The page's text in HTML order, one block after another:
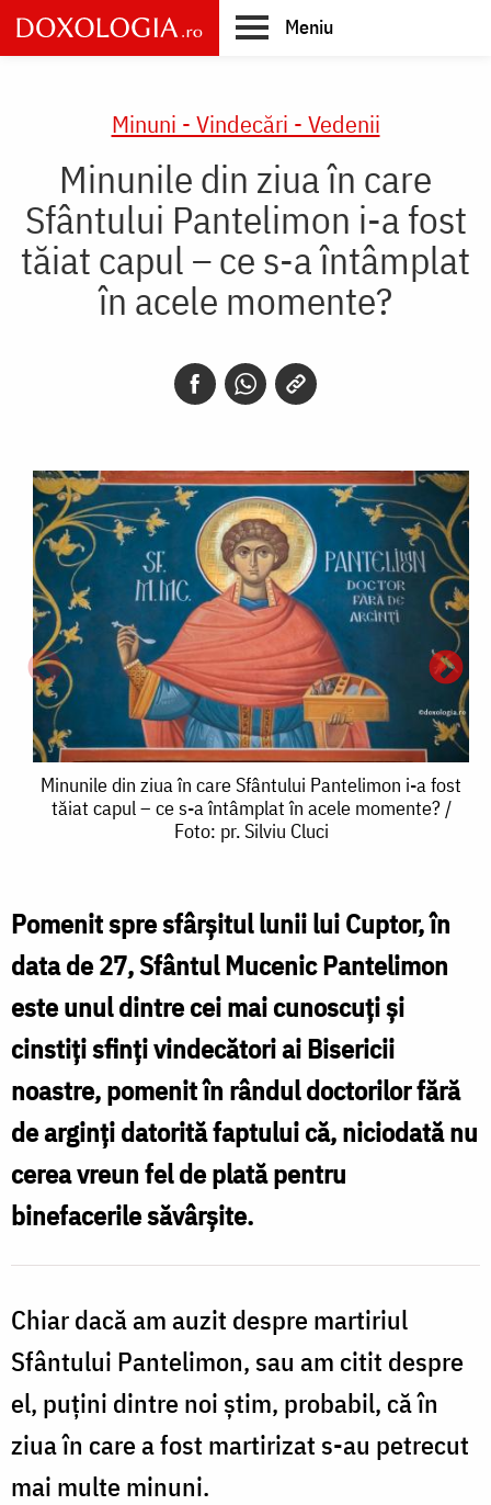
Skip
to
main
Meniu
Minuni - Vindecări - Vedenii
Minunile din ziua în care
Sfântului Pantelimon i-a fost
tăiat capul – ce s-a întâmplat
în acele momente?
Minunile
din
care
Sfântului
Pantelimon
i-
a
fost
tăiat
capul
s-
a
întâmplat
în
acele
Minunile din ziua în care Sfântului Pantelimon i-a fost
tăiat capul – ce s-a întâmplat în acele momente? /
Foto: pr. Silviu Cluci
Pomenit spre sfârșitul lunii lui Cuptor, în
data de 27, Sfântul Mucenic Pantelimon
este unul dintre cei mai cunoscuți și
cinstiți sfinți vindecători ai Bisericii
noastre, pomenit în rândul doctorilor fără
de arginți datorită faptului că, niciodată nu
cerea vreun fel de plată pentru
binefacerile săvârșite.
Chiar dacă am auzit despre martiriul
Sfântului Pantelimon, sau am citit despre
el, puțini dintre noi știm, probabil, că în
ziua în care a fost martirizat s-au petrecut
mai multe minuni.